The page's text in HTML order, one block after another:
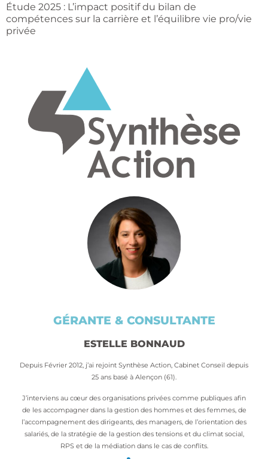
Étude 2025 : L’impact positif du bilan de
compétences sur la carrière et l’équilibre vie pro/vie
privée
GÉRANTE & CONSULTANTE
ESTELLE BONNAUD
Depuis Février 2012, j’ai rejoint Synthèse Action, Cabinet Conseil depuis
25 ans basé à Alençon (61).
J’interviens au cœur des organisations privées comme publiques afin
de les accompagner dans la gestion des hommes et des femmes, de
l’accompagnement des dirigeants, des managers, de l’orientation des
salariés, de la stratégie de la gestion des tensions et du climat social,
RPS et de la médiation dans le cas de conflits.